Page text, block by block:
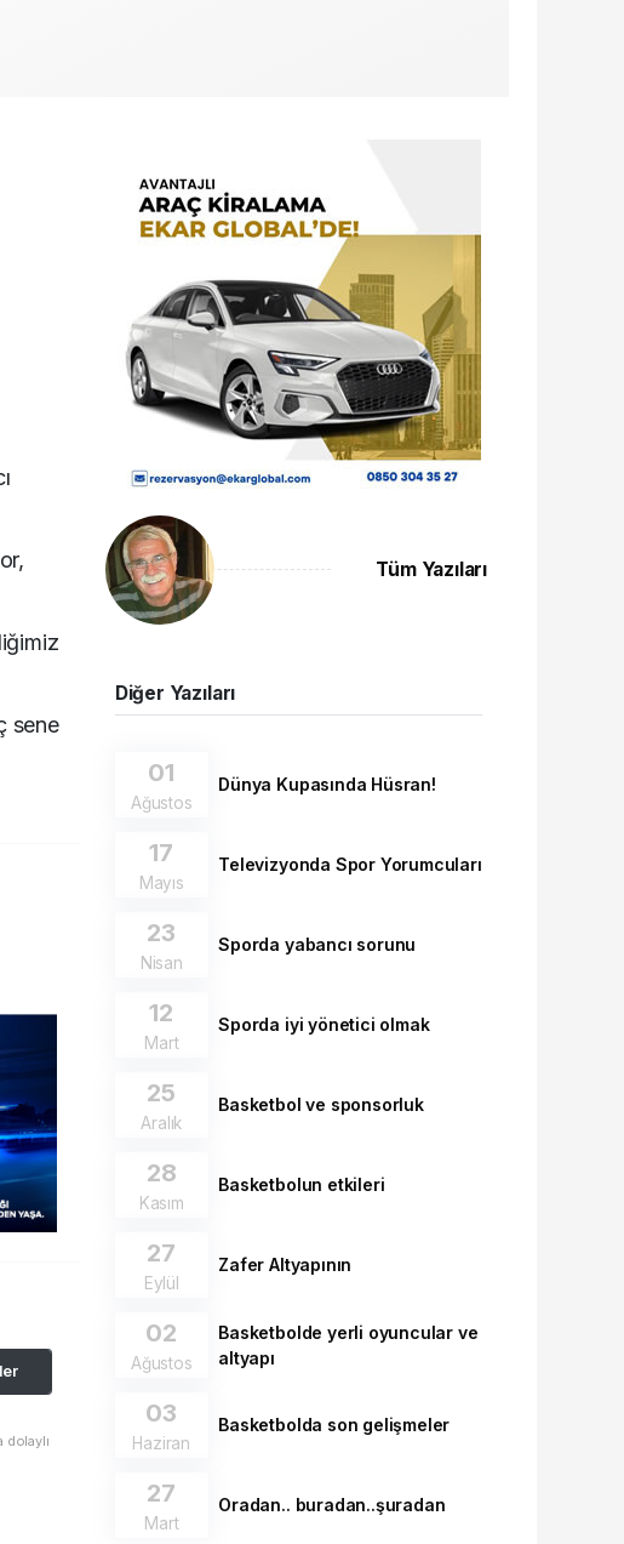
sene
dolaylı
Tüm Yazıları
Diğer Yazıları
01
Ağustos
Dünya Kupasında Hüsran!
17
Mayıs
Televizyonda Spor Yorumcuları
23
Nisan
Sporda yabancı sorunu
12
Mart
Sporda iyi yönetici olmak
25
Aralık
Basketbol ve sponsorluk
28
Kasım
Basketbolun etkileri
27
Eylül
Zafer Altyapının
02
Ağustos
Basketbolde yerli oyuncular ve
altyapı
03
Haziran
Basketbolda son gelişmeler
27
Mart
Oradan.. buradan..şuradan